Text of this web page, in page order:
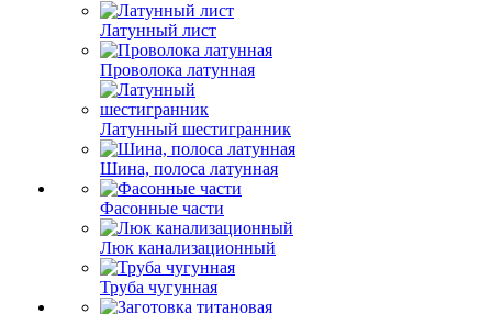
Латунный лист
Проволока латунная
Латунный шестигранник
Шина, полоса латунная
Фасонные части
Люк канализационный
Труба чугунная